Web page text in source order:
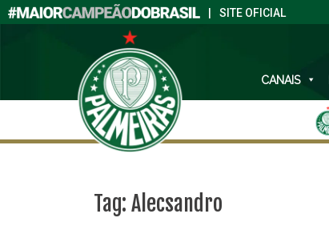
SITE OFICIAL
CANAIS
Tag: Alecsandro